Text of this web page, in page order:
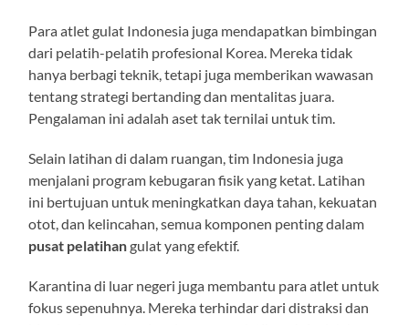
Para atlet gulat Indonesia juga mendapatkan bimbingan
dari pelatih-pelatih profesional Korea. Mereka tidak
hanya berbagi teknik, tetapi juga memberikan wawasan
tentang strategi bertanding dan mentalitas juara.
Pengalaman ini adalah aset tak ternilai untuk tim.
Selain latihan di dalam ruangan, tim Indonesia juga
menjalani program kebugaran fisik yang ketat. Latihan
ini bertujuan untuk meningkatkan daya tahan, kekuatan
otot, dan kelincahan, semua komponen penting dalam
pusat pelatihangulat yang efektif.
Karantina di luar negeri juga membantu para atlet untuk
fokus sepenuhnya. Mereka terhindar dari distraksi dan